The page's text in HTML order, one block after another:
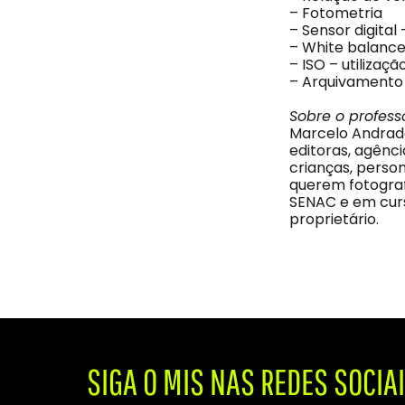
– Fotometria
– Sensor digital
– White
– ISO –
–
Sobre o
Marcelo
editoras,
crianças,
querem
SENAC e em
proprietário.
SIGA O MIS NAS REDES